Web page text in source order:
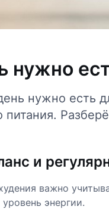
нужно
нужно есть
питания.
и
важно
энергии.